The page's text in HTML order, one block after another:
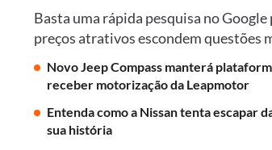
Basta uma rápida pesquisa no
preços atrativos escondem questões
Novo Jeep Compass manterá
receber motorização da Leapmotor
Entenda como a Nissan tenta escapar
sua história